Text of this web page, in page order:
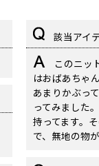
該当アイ
このニッ
はおばあちゃ
あまりかぶっ
ってみました
持ってます。
で、無地の物